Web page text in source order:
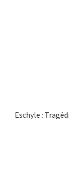
Eschyle :